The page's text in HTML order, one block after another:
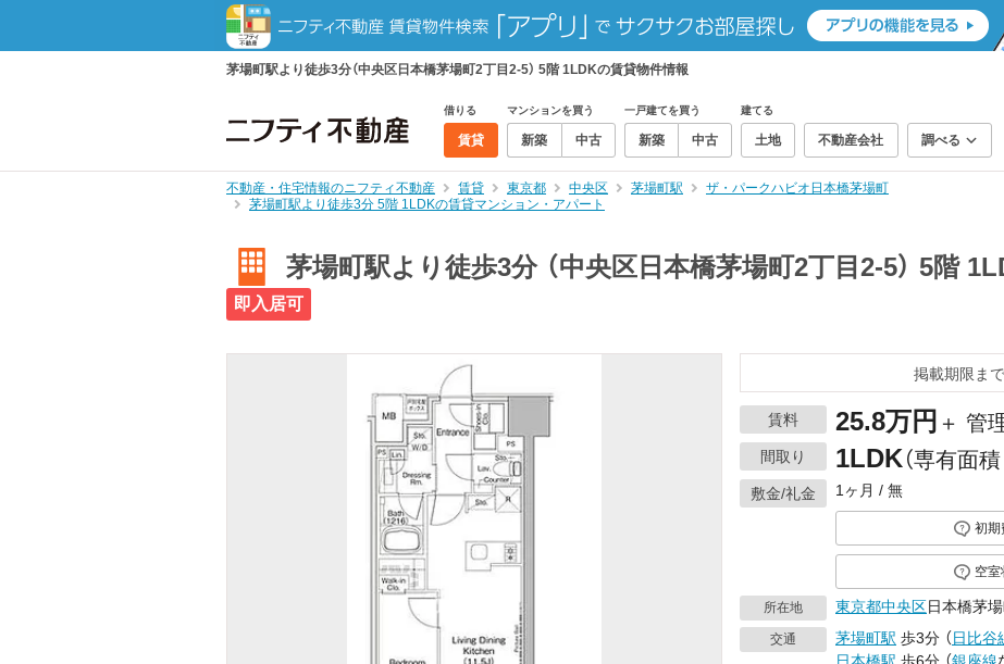
茅場町駅より徒歩3分（中央区日本橋茅場町2丁目2-5） 5階 1LDKの賃貸物件情報
借りる
賃貸
マンションを買う
新築 中古
一戸建てを買う
新築 中古
建てる
土地 不動産会社 調べる
不動産・住宅情報のニフティ不動産 賃貸 東京都 中央区 茅場町駅
ザ・パークハビオ日本橋茅場町
茅場町駅より徒歩3分 5階 1LDKの賃貸マンション・アパート
茅場町駅より徒歩3分 （中央区日本橋茅場町2丁目2-5） 5階
即入居可
掲載期限ま
賃料 25.8万円 ＋ 管
間取り 1LDK（専有面
敷金/礼金 1ヶ月 / 無
初期
空
所在地 東京都中央区日本橋茅
交通 茅場町駅 歩3分 （日比谷